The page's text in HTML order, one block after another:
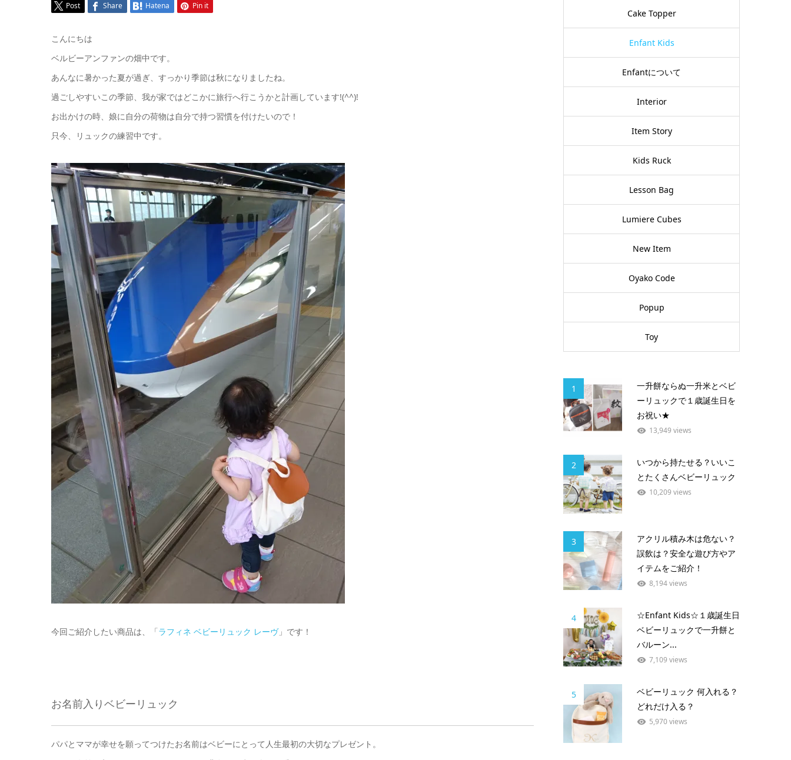
Post Share Hatena Pin it
こんにちは
ベルビーアンファンの畑中です。
あんなに暑かった夏が過ぎ、すっかり季節は秋になりましたね。
過ごしやすいこの季節、我が家ではどこかに旅行へ行こうかと計画しています!(^^)!
お出かけの時、娘に自分の荷物は自分で持つ習慣を付けたいので！
只今、リュックの練習中です。
今回ご紹介したい商品は、「ラフィネ ベビーリュック レーヴ」です！
お名前入りベビーリュック
パパとママが幸せを願ってつけたお名前はベビーにとって人生最初の大切なプレゼント。
Cake Topper
Enfant Kids
Enfantについて
Interior
Item Story
Kids Ruck
Lesson Bag
Lumiere Cubes
New Item
Oyako Code
Popup
Toy
1
一升餅ならぬ一升米とベビ
ーリュックで１歳誕生日を
お祝い★
13,949 views
2
いつから持たせる？いいこ
とたくさんベビーリュック
10,209 views
3
アクリル積み木は危ない？
誤飲は？安全な遊び方やア
イテムをご紹介！
8,194 views
4
☆Enfant Kids☆１歳誕生日
ベビーリュックで一升餅と
バルーン...
7,109 views
5
ベビーリュック 何入れる？
どれだけ入る？
5,970 views